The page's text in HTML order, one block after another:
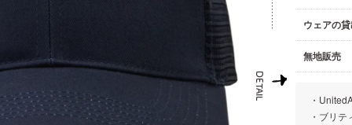
ウェアの
無地販売
・
・ブリ